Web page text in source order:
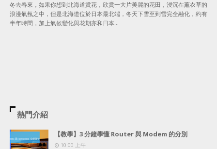
冬去春來，如果你想到北海道賞花，欣賞一大片美麗的花田，浸沉在薰衣草的
浪漫氣氛之中，但是北海道位於日本最北端，冬天下雪至到雪完全融化，約有
半年時間，加上氣候變化與花期亦和日本…
熱門介紹
【教學】3 分鐘學懂 Router 與 Modem 的分別
10:00 上午